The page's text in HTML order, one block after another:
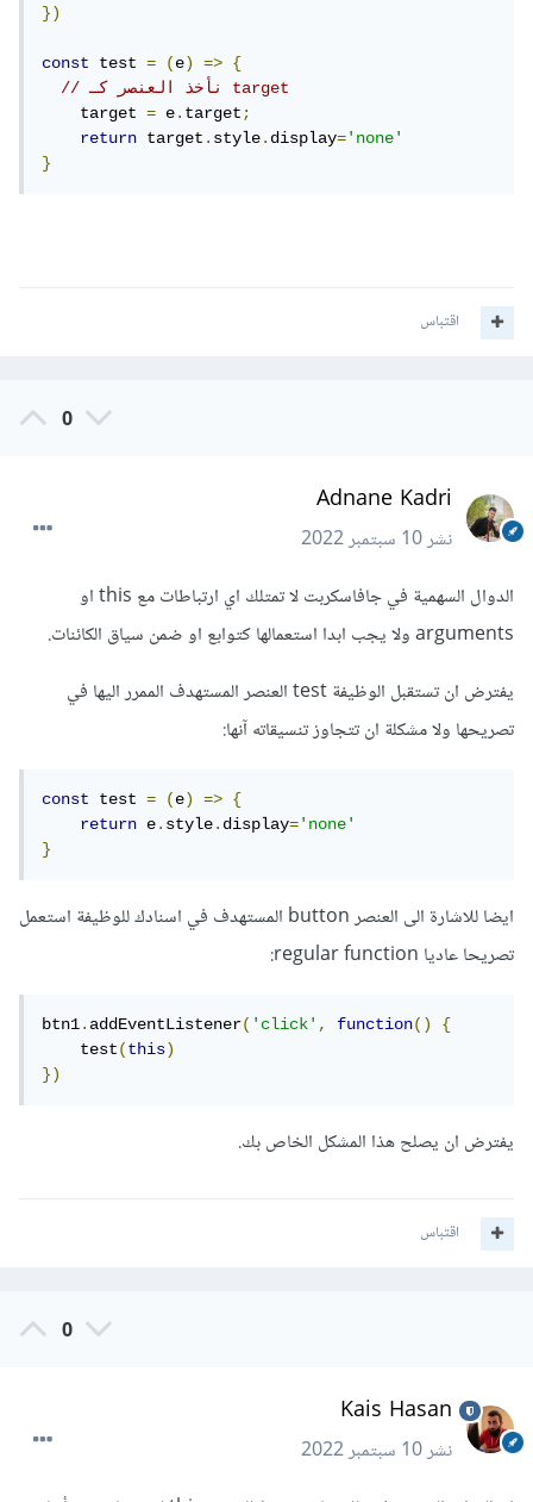
})
const test = (e) =>
{
// نأخذ العنصر كـ target
    target
= e.target;
return target.style.display='none'
}
اقتباس
0
Adnane Kadri
نشر10 سبتمبر 2022
الدوال السهمية في جافاسكربت لا تمتلك اي ارتباطات مع this او
arguments ولا يجب ابدا استعمالها كتوابع او ضمن سياق الكائنات.
يفترض ان تستقبل الوظيفة test العنصر المستهدف الممرر اليها في
تصريحها ولا مشكلة ان تتجاوز تنسيقاته آنها:
const test = (e) =>
{
return e.style.display='none'
}
ايضا للاشارة الى العنصر button المستهدف في اسنادك للوظيفة استعمل
تصريحا عاديا regular function:
btn1.addEventListener('click', function()
{
    test
(this)
})
يفترض ان يصلح هذا المشكل الخاص بك.
اقتباس
0
Kais Hasan
نشر10 سبتمبر 2022